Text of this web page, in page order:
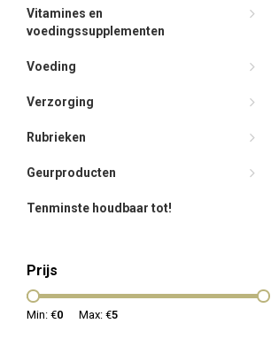
Vitamines en
voedingssupplementen
Voeding
Verzorging
Rubrieken
Geurproducten
Tenminste houdbaar tot!
Prijs
Min: €0 Max: €5